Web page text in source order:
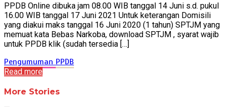
PPDB Online dibuka jam 08.00 WIB tanggal 14 Juni s.d. pukul
16.00 WIB tanggal 17 Juni 2021 Untuk keterangan Domisili
yang diakui maks tanggal 16 Juni 2020 (1 tahun) SPTJM yang
memuat kata Bebas Narkoba, download SPTJM , syarat wajib
untuk PPDB klik (sudah tersedia […]
Pengumuman PPDB
Read more
More Stories